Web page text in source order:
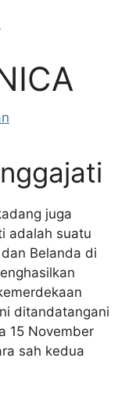
juga
adalah suatu
Belanda di
ditandatangani
15 November
sah kedua